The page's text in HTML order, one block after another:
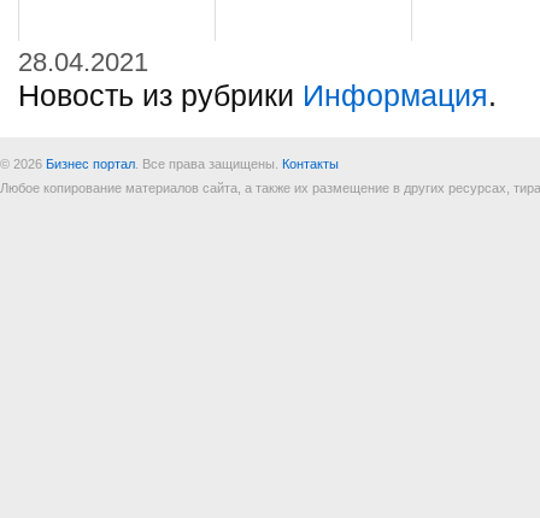
28.04.2021
Новость из рубрики Информация.
© 2026 Бизнес портал . Все права защищены.
Контакты
Любое копирование материалов сайта, а также их размещение в других ресурсах,